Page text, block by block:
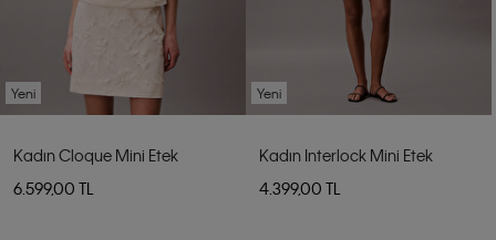
Yeni
Kadın Cloque Mini Etek
6.599,00 TL
Yeni
Kadın Interlock Mini Etek
4.399,00 TL